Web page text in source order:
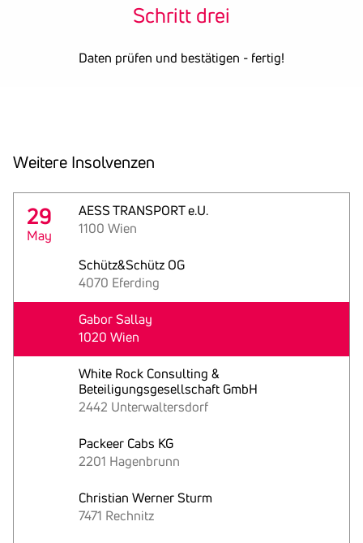
Schritt drei
Daten prüfen und bestätigen - fertig!
Weitere Insol­venzen
29
May
AESS TRANSPORT e.U.
1100 Wien
Schütz&Schütz OG
4070 Eferding
Gabor Sallay
1020 Wien
White Rock Consulting &
Beteiligungsgesellschaft GmbH
2442 Unterwaltersdorf
Packeer Cabs KG
2201 Hagenbrunn
Christian Werner Sturm
7471 Rechnitz